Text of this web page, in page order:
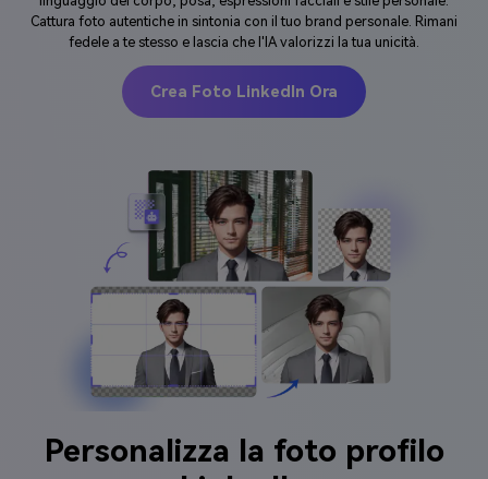
Cattura foto autentiche in sintonia con il tuo brand personale. Rimani
fedele a te stesso e lascia che l'IA valorizzi la tua unicità.
Crea Foto LinkedIn Ora
Personalizza la foto profilo